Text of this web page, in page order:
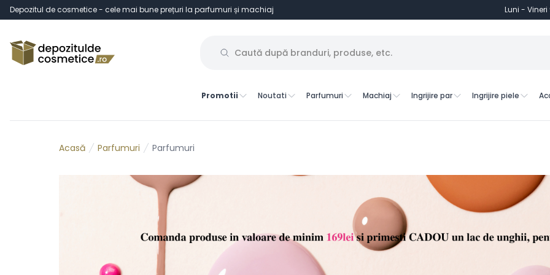
Depozitul de cosmetice - cele mai bune prețuri la parfumuri și machiaj Luni - Vineri
Promotii Noutati Parfumuri Machiaj Ingrijire par Ingrijire piele
Acasă Parfumuri Parfumuri